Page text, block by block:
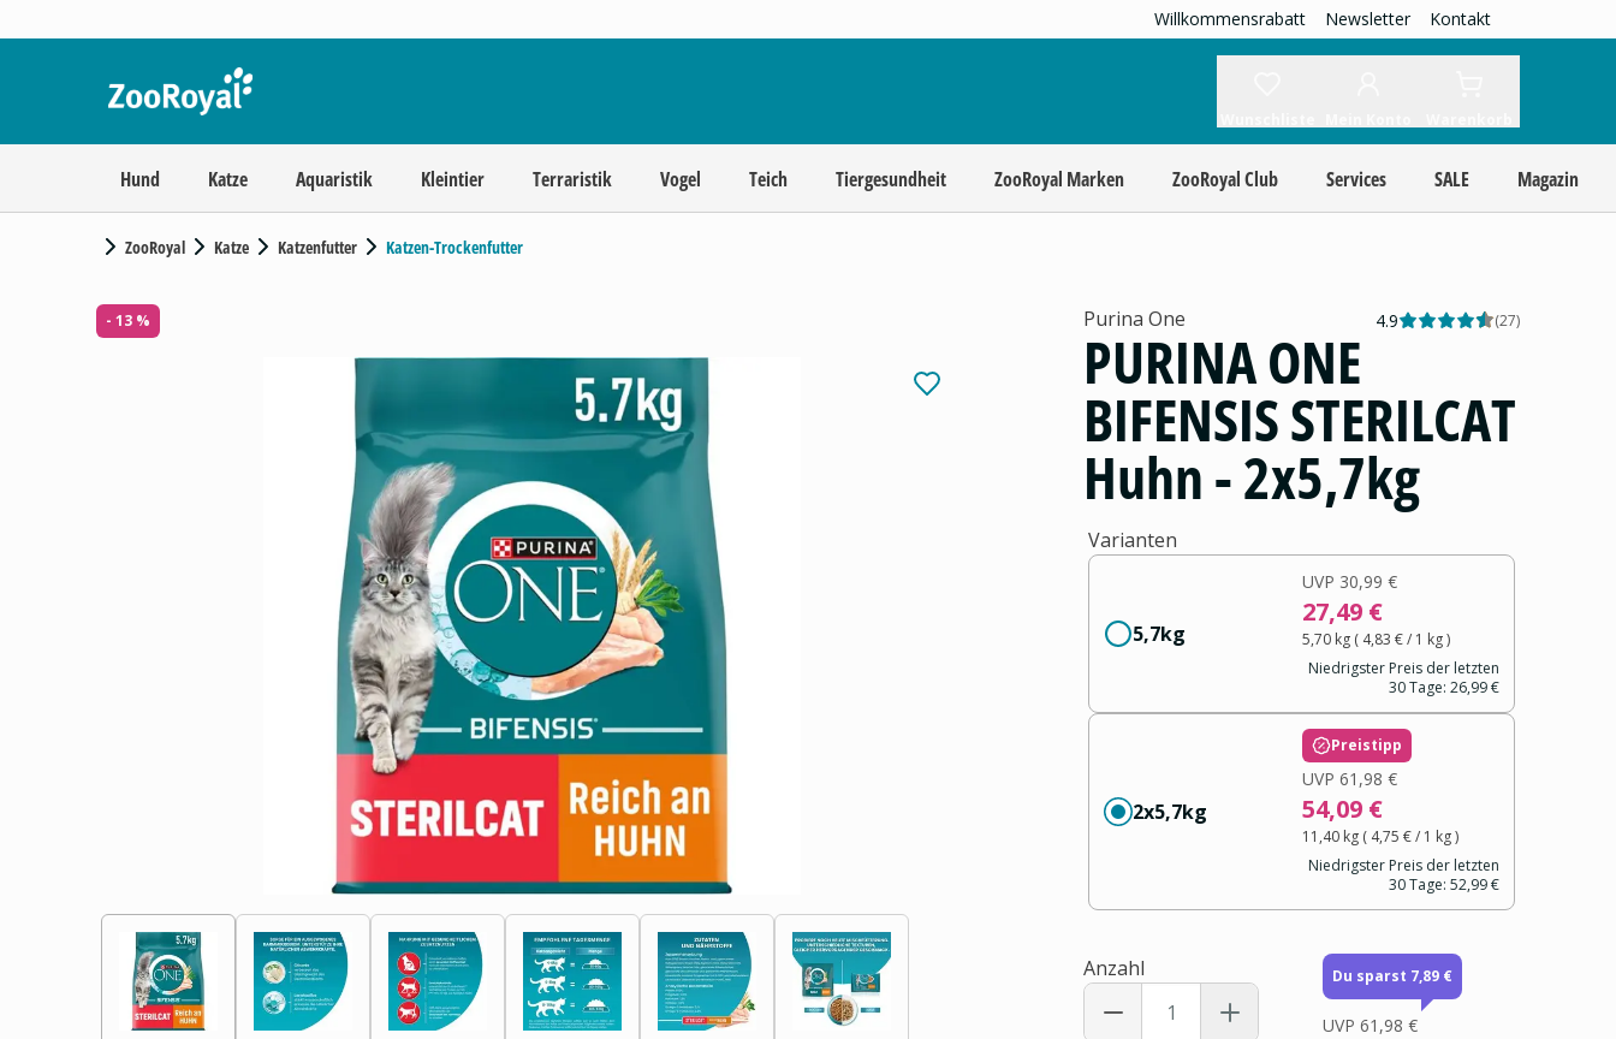
Willkommensrabatt Newsletter Kontakt
Hund Katze Aquaristik Kleintier Terraristik Vogel Teich Tiergesundheit ZooRoyal Marken ZooRoyal Club Services SALE Magazin
ZooRoyal Katze Katzenfutter Katzen-Trockenfutter
- 13 % Purina One 4.9 (27)
PURINA ONE
BIFENSIS STERILCAT
Huhn - 2x5,7kg
Varianten
5,7kg
UVP 30,99 €
27,49 €
5,70 kg( 4,83 €/ 1 kg)
Niedrigster Preis der letzten
30 Tage: 26,99 €
2x5,7kg
Preistipp
UVP 61,98 €
54,09 €
11,40 kg( 4,75 €/ 1 kg)
Niedrigster Preis der letzten
30 Tage: 52,99 €
Anzahl Du sparst 7,89 €
UVP 61,98 €